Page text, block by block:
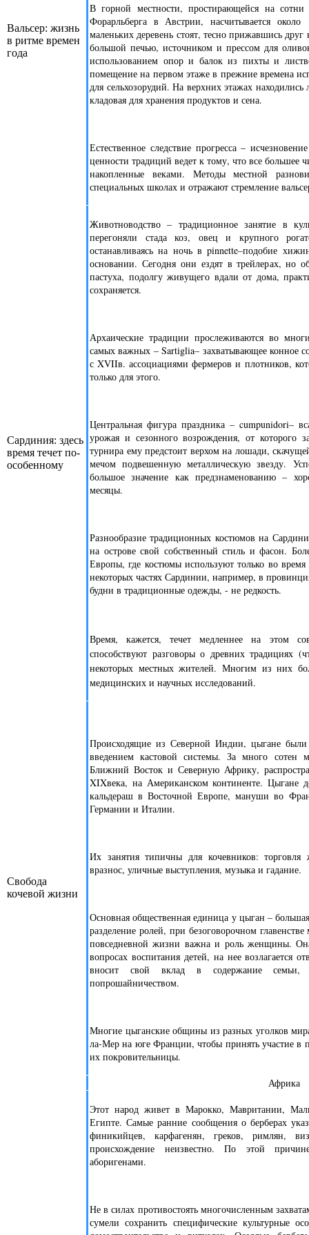
Вальсер: жизнь
в ритме времен
года
В горной местности, простирающейся на
Форарльберга в Австрии, насчитывается
маленьких деревень стоят, тесно прижавшись
большой печью, источником и прессом для
использованием опор и балок из пихты и
помещение на первом этаже в прежние времена
для сельхозорудий. На верхних этажах находились
кладовая для хранения продуктов и сена.
Естественное следствие прогресса –
ценности традиций ведет к тому, что все большее
накопленные веками. Методы местной
специальных школах и отражают стремление
Сардиния: здесь
время течет по-
особенному
Животноводство – традиционное занятие в
перегоняли стада коз, овец и крупного
останавливаясь на ночь в pinnette–подобие
основании. Сегодня они ездят в трейлерах, но
пастуха, подолгу живущего вдали от дома,
сохраняется.
Архаические традиции прослеживаются во
самых важных – Sartiglia– захватывающее конное
с XVIIв. ассоциациями фермеров и плотников,
только для этого.
Центральная фигура праздника – cumpunidori–
урожая и сезонного возрождения, от которого
турнира ему предстоит верхом на лошади,
мечом подвешенную металлическую звезду.
большое значение как предзнаменованию –
месяцы.
Разнообразие традиционных костюмов на
на острове свой собственный стиль и фасон.
Европы, где костюмы используют только во
некоторых частях Сардинии, например, в
будни в традиционные одежды, - не редкость.
Время, кажется, течет медленнее на этом
способствуют разговоры о древних традициях
некоторых местных жителей. Многим из них
медицинских и научных исследований.
Свобода
кочевой жизни
Происходящие из Северной Индии, цыгане
введением кастовой системы. За много
Ближний Восток и Северную Африку,
XIXвека, на Американском континенте. Цыгане
кальдераш в Восточной Европе, мануши во
Германии и Италии.
Их занятия типичны для кочевников: торговля
вразнос, уличные выступления, музыка и гадание.
Основная общественная единица у цыган –
разделение ролей, при безоговорочном
повседневной жизни важна и роль женщины.
вопросах воспитания детей, на нее возлагается
вносит свой вклад в содержание семьи,
попрошайничеством.
Многие цыганские общины из разных уголков
ла-Мер на юге Франции, чтобы принять участие в
их покровительницы.
Африка
Этот народ живет в Марокко, Мавритании,
Египте. Самые ранние сообщения о берберах
финикийцев, карфагенян, греков, римлян,
происхождение неизвестно. По этой
аборигенами.
Не в силах противостоять многочисленным
сумели сохранить специфические культурные